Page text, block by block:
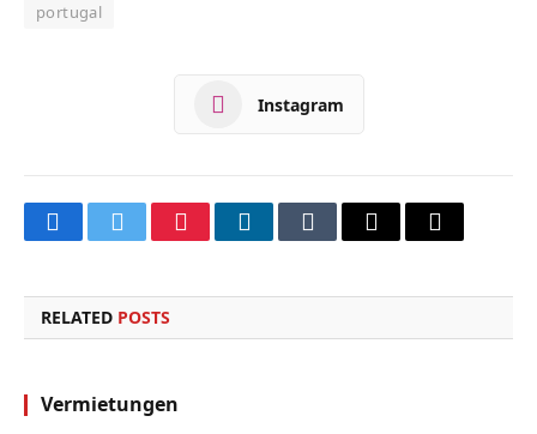
portugal
Instagram
FacebookTwitterPinterestLinkedInTumblrEmail
Copy
RELATED POSTS
Vermietungen